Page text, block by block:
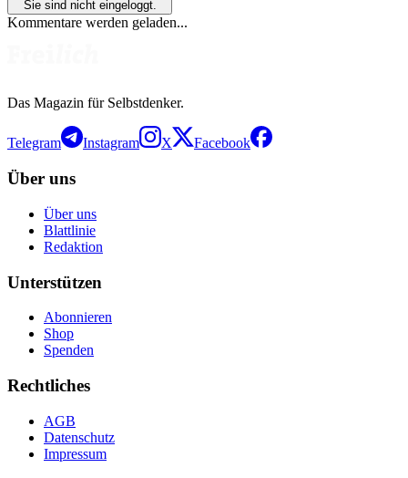
Sie sind nicht eingeloggt.
Kommentare werden geladen...
Das Magazin für Selbstdenker.
Telegram Instagram X Facebook
Über uns
Über uns
Blattlinie
Redaktion
Unterstützen
Abonnieren
Shop
Spenden
Rechtliches
AGB
Datenschutz
Impressum